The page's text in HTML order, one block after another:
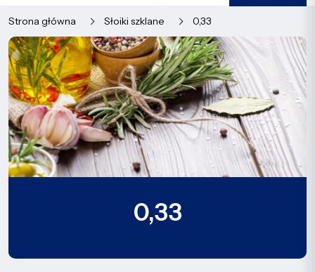
Strona główna Słoiki szklane 0,33
0,33